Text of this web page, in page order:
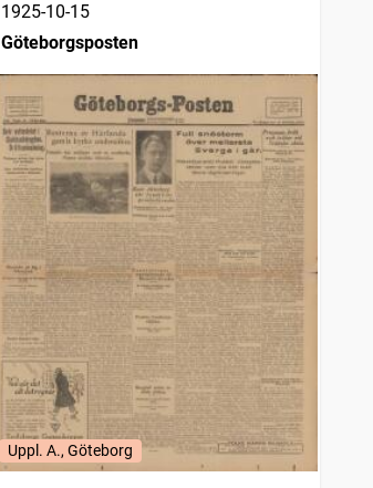
1925-10-15
Göteborgsposten
Uppl. A., Göteborg